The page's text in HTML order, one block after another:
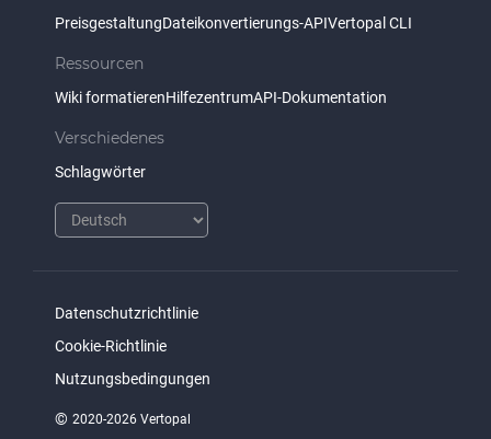
PreisgestaltungDateikonvertierungs-APIVertopal CLI
Ressourcen
Wiki formatierenHilfezentrumAPI-Dokumentation
Verschiedenes
Schlagwörter
Datenschutzrichtlinie
Cookie-Richtlinie
Nutzungsbedingungen
© 2020-2026 Vertopal